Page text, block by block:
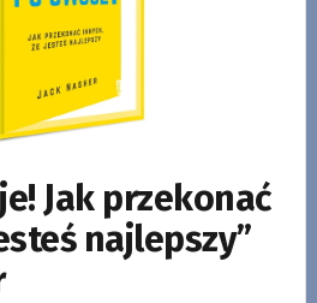
Jak przekonać
najlepszy”